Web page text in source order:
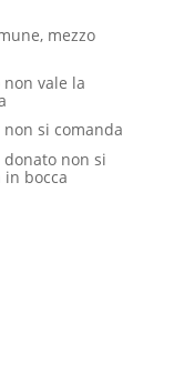
mezzo
non vale la
si comanda
donato non si
in bocca